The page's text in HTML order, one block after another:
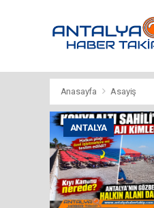
Anasayfa Asayiş
ANTALYA